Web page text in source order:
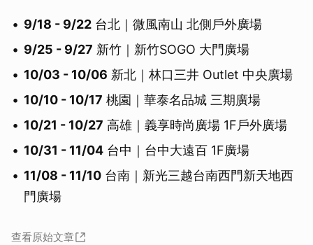
9/18 - 9/22 台北｜微風南山 北側戶外廣場
9/25 - 9/27 新竹｜新竹SOGO 大門廣場
10/03 - 10/06 新北｜林口三井 Outlet 中央廣場
10/10 - 10/17 桃園｜華泰名品城 三期廣場
10/21 - 10/27 高雄｜義享時尚廣場 1F戶外廣場
10/31 - 11/04 台中｜台中大遠百 1F廣場
11/08 - 11/10 台南｜新光三越台南西門新天地西
門廣場
查看原始文章